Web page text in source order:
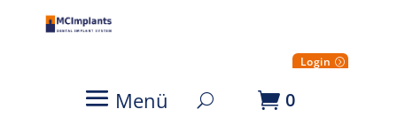
Login
Menü 0